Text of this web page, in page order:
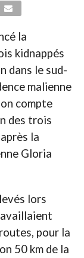
la
kidnappés
dans le sud-
malienne
compte
des trois
la
Gloria
lors
pour la
50 km de la